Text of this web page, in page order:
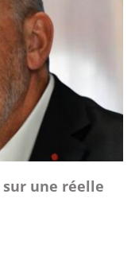
sur une réelle